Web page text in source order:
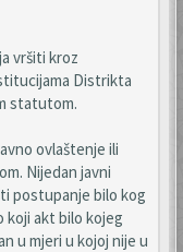
vršiti kroz
Distrikta
statutom.
ovlaštenje ili
Nijedan javni
postupanje bilo kog
koji akt bilo kojeg
u mjeri u kojoj nije u